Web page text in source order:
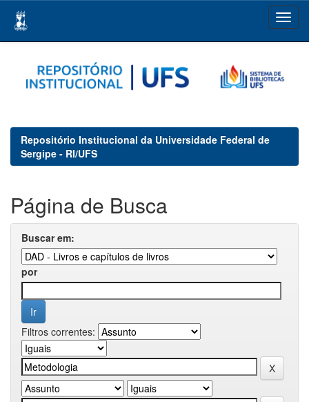
navigation
Repositório Institucional da Universidade Federal de
Sergipe - RI/UFS
Página de Busca
Buscar em:
por
Filtros correntes: